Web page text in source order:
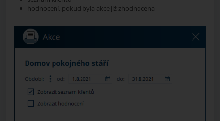
hodnocení, pokud byla akce již zhodnocena